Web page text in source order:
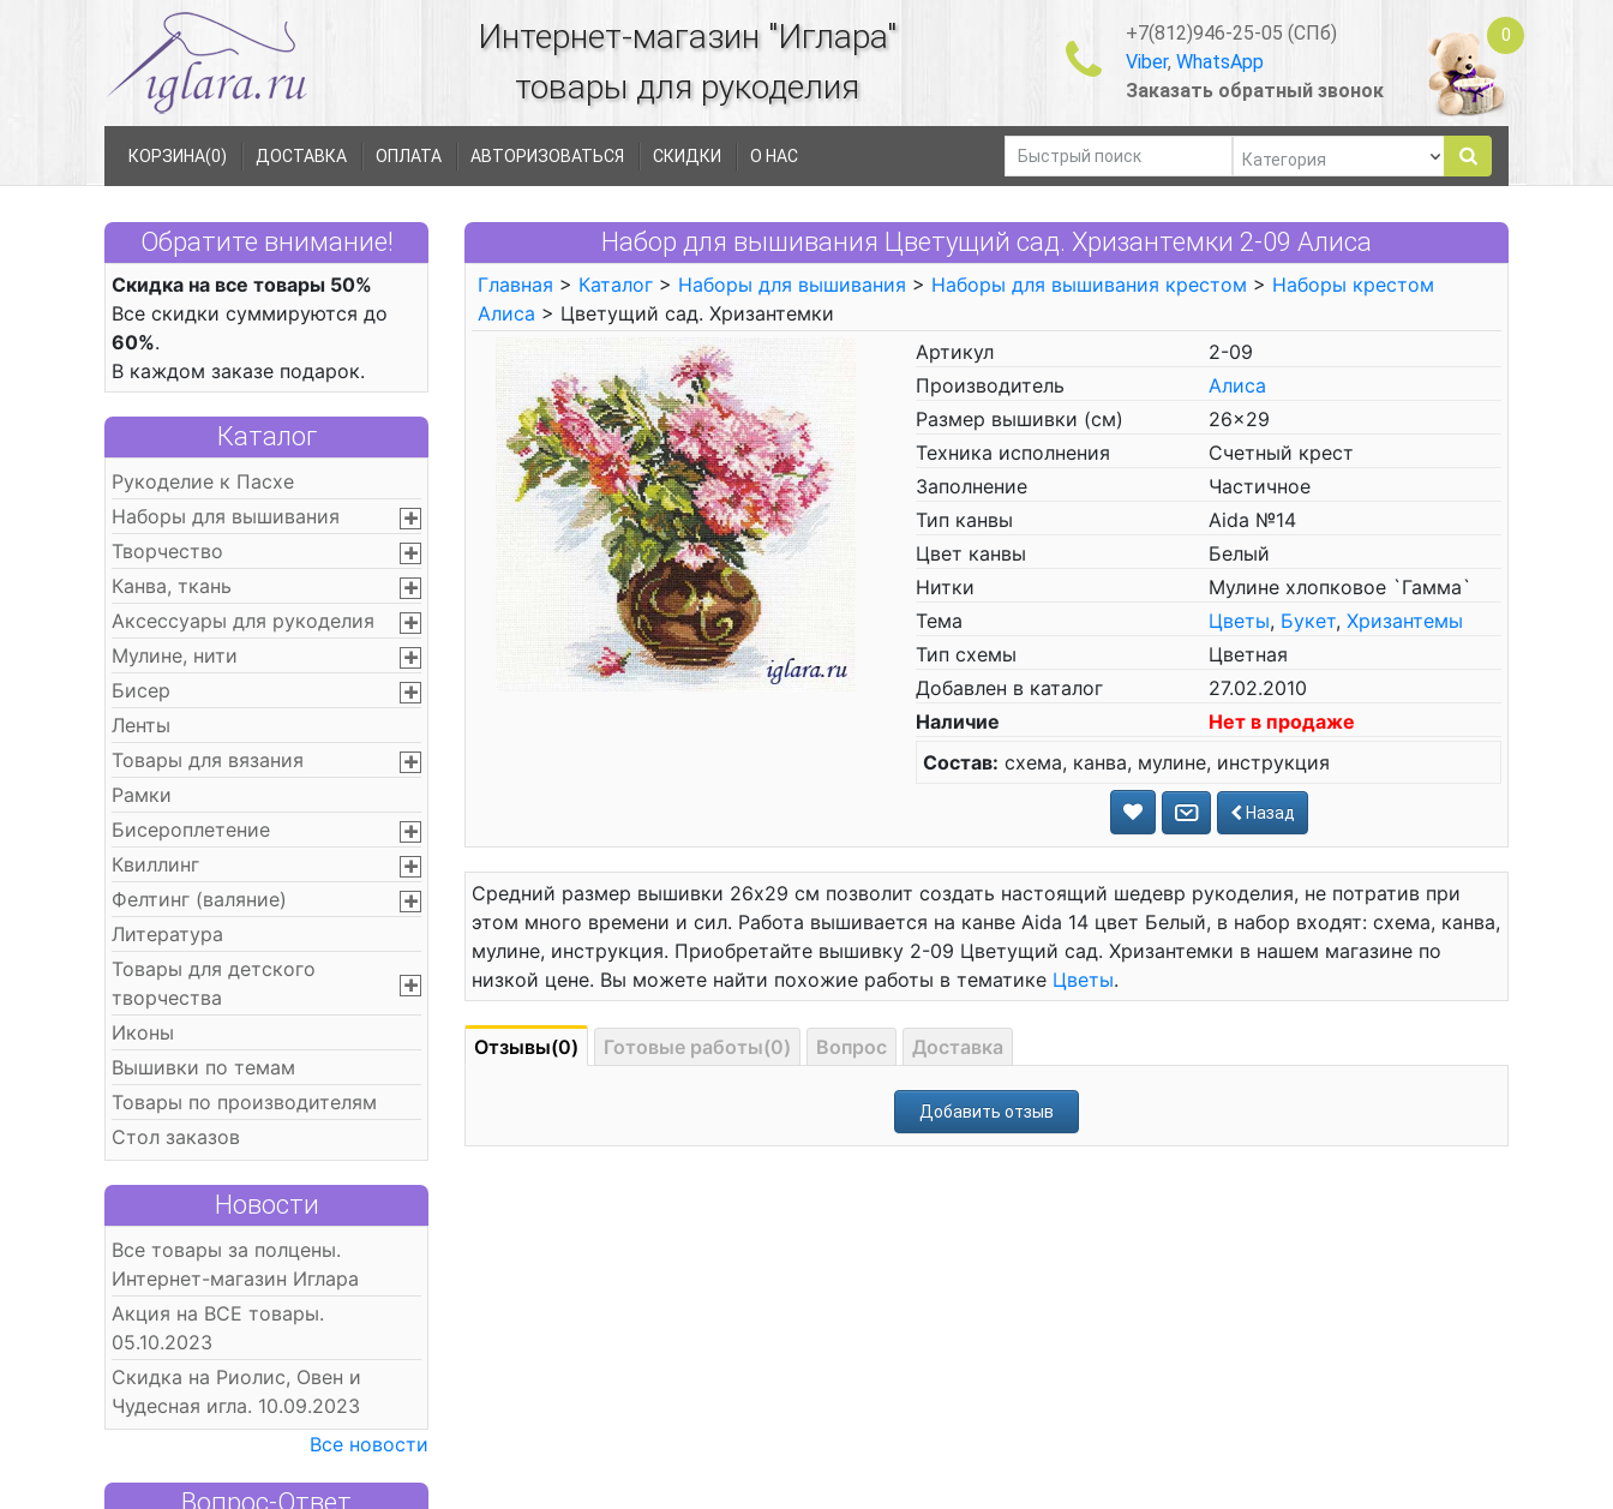
Интернет-магазин "Иглара"
товары для рукоделия
+7(812)946-25-05 (СПб)
Viber, WhatsApp
Заказать обратный звонок
0
КОРЗИНА(0) ДОСТАВКА ОПЛАТА АВТОРИЗОВАТЬСЯ СКИДКИ О НАС
Обратите внимание!
Скидка на все товары 50%
Все скидки суммируются до
60%.
В каждом заказе подарок.
Каталог
Рукоделие к Пасхе
Наборы для вышивания
Творчество
Канва, ткань
Аксессуары для рукоделия
Мулине, нити
Бисер
Ленты
Товары для вязания
Рамки
Бисероплетение
Квиллинг
Фелтинг (валяние)
Литература
Товары для детского
творчества
Иконы
Вышивки по темам
Товары по производителям
Стол заказов
Новости
Все товары за полцены.
Интернет-магазин Иглара
Акция на ВСЕ товары.
05.10.2023
Скидка на Риолис, Овен и
Чудесная игла. 10.09.2023
Все новости
Вопрос-Ответ
Набор для вышивания Цветущий сад. Хризантемки 2-09 Алиса
Главная > Каталог > Наборы для вышивания > Наборы для вышивания крестом > Наборы крестом
Алиса > Цветущий сад. Хризантемки
Артикул
2-09
Производитель
Алиса
Размер вышивки (см)
26x29
Техника исполнения
Счетный крест
Заполнение
Частичное
Тип канвы
Aida №14
Цвет канвы
Белый
Нитки
Мулине хлопковое `Гамма`
Тема
Цветы, Букет, Хризантемы
Тип схемы
Цветная
Добавлен в каталог
27.02.2010
Наличие
Нет в продаже
Состав: схема, канва, мулине, инструкция
Назад
Средний размер вышивки 26x29 см позволит создать настоящий шедевр рукоделия, не потратив при
этом много времени и сил. Работа вышивается на канве Aida 14 цвет Белый, в набор входят: схема, канва,
мулине, инструкция. Приобретайте вышивку 2-09 Цветущий сад. Хризантемки в нашем магазине по
низкой цене. Вы можете найти похожие работы в тематике Цветы.
Отзывы(0) Готовые работы(0) Вопрос Доставка
Добавить отзыв